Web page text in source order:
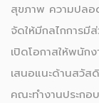
สุขภาพ ความปลอ
จัดให้มีกลไกการ
เปิดโอกาสให้พนัก
เสนอแนะด้านสวัส
คณะทำงานประก